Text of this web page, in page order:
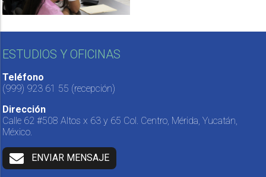
ESTUDIOS Y OFICINAS
Teléfono
(999) 923 61 55 (recepción)
Dirección
Calle 62 #508 Altos x 63 y 65 Col. Centro, Mérida, Yucatán,
México.
ENVIAR MENSAJE